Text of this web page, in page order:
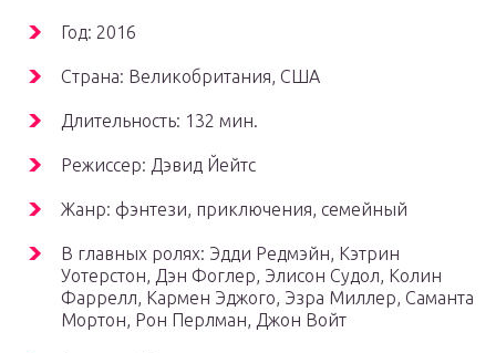
Год: 2016
Страна: Великобритания, США
Длительность: 132 мин.
Режиссер: Дэвид Йейтс
Жанр: фэнтези, приключения, семейный
В главных ролях: Эдди Редмэйн, Кэтрин
Уотерстон, Дэн Фоглер, Элисон Судол, Колин
Фаррелл, Кармен Эджого, Эзра Миллер, Саманта
Мортон, Рон Перлман, Джон Войт